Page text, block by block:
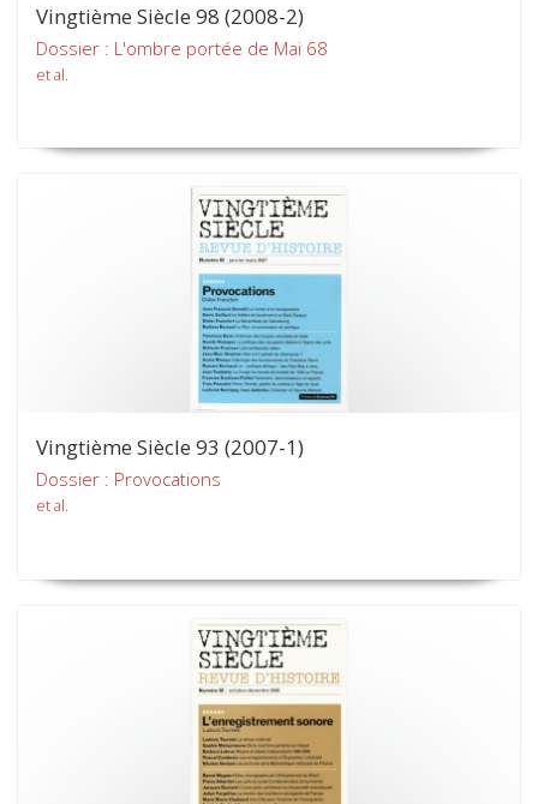
Vingtième Siècle 98 (2008-2)
Dossier : L'ombre portée de Mai 68
et al.
Vingtième Siècle 93 (2007-1)
Dossier : Provocations
et al.